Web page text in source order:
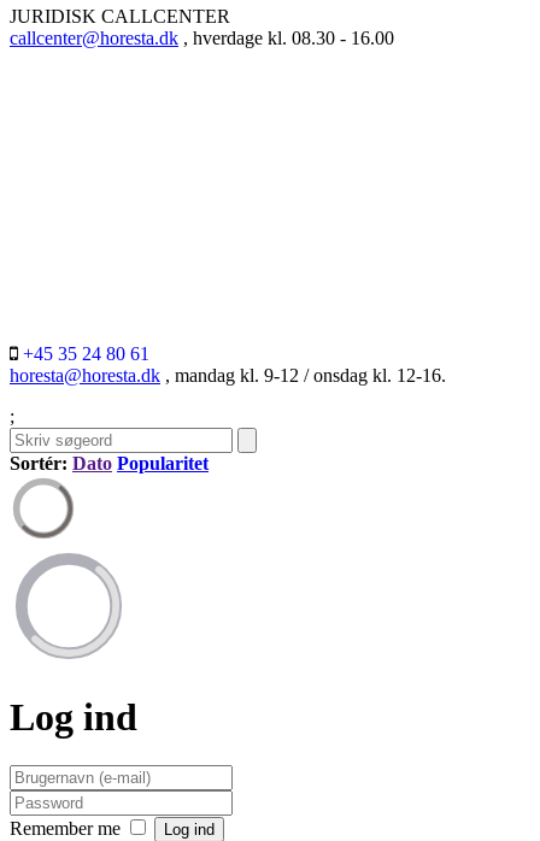
JURIDISK CALLCENTER
callcenter@horesta.dk , hverdage kl. 08.30 - 16.00
+45 35 24 80 61
horesta@horesta.dk , mandag kl. 9-12 / onsdag kl. 12-16.
;
Sortér: Dato Popularitet
Log ind
Remember me